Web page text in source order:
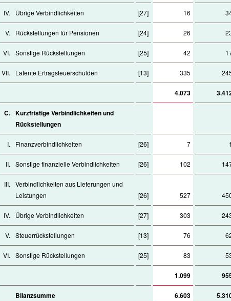
IV. Übrige Verbindlichkeiten [27] 16
V. Rückstellungen für Pensionen [24] 26
VI. Sonstige Rückstellungen [25] 42
VII. Latente Ertragsteuerschulden [13] 335
4.073
C. Kurzfristige Verbindlichkeiten und
Rückstellungen
I. Finanzverbindlichkeiten [26] 7 1
II. Sonstige finanzielle Verbindlichkeiten [26] 102
III.
Verbindlichkeiten aus Lieferungen und
Leistungen
[26] 527
IV. Übrige Verbindlichkeiten [27] 303
V. Steuerrückstellungen [13] 76
VI. Sonstige Rückstellungen [25] 83
1.099
Bilanzsumme 6.603